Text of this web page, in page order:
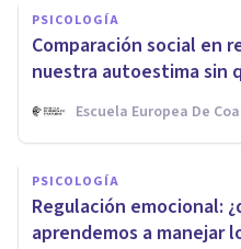
PSICOLOGÍA
Comparación social en
nuestra autoestima sin
Escuela Europea De
PSICOLOGÍA
Regulación emocional:
aprendemos a manejar